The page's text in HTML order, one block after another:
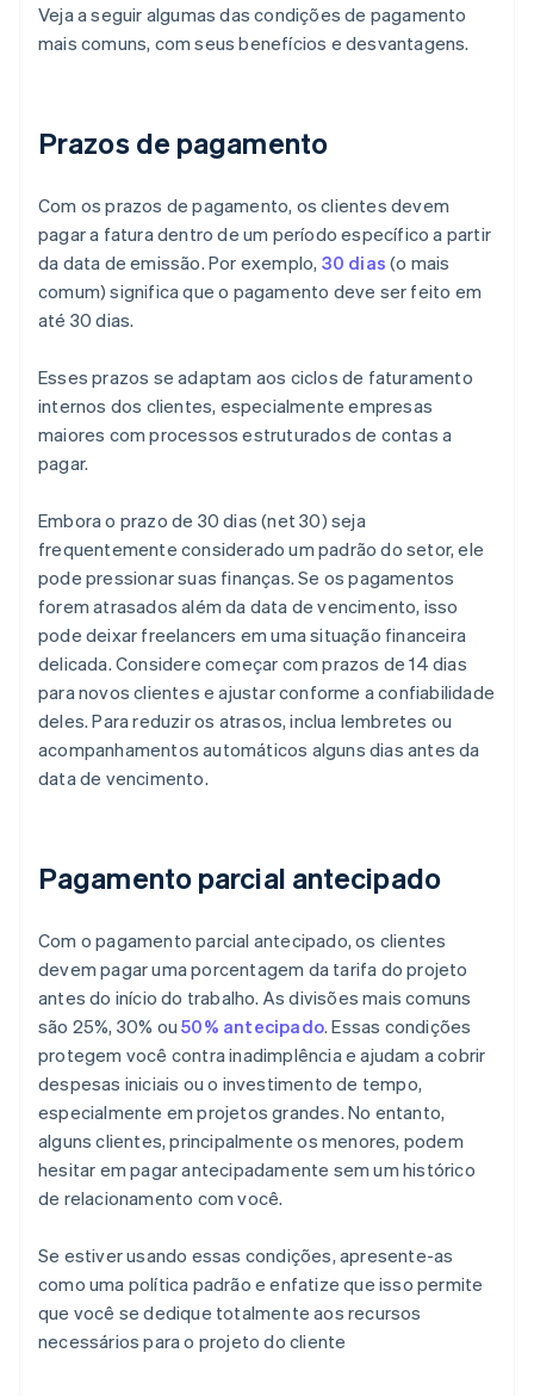
Veja a seguir algumas das condições de pagamento
mais comuns, com seus benefícios e desvantagens.
Prazos de pagamento
Com os prazos de pagamento, os clientes devem
pagar a fatura dentro de um período específico a partir
da data de emissão. Por exemplo, 30 dias (o mais
comum) significa que o pagamento deve ser feito em
até 30 dias.
Esses prazos se adaptam aos ciclos de faturamento
internos dos clientes, especialmente empresas
maiores com processos estruturados de contas a
pagar.
Embora o prazo de 30 dias (net 30) seja
frequentemente considerado um padrão do setor, ele
pode pressionar suas finanças. Se os pagamentos
forem atrasados além da data de vencimento, isso
pode deixar freelancers em uma situação financeira
delicada. Considere começar com prazos de 14 dias
para novos clientes e ajustar conforme a confiabilidade
deles. Para reduzir os atrasos, inclua lembretes ou
acompanhamentos automáticos alguns dias antes da
data de vencimento.
Pagamento parcial antecipado
Com o pagamento parcial antecipado, os clientes
devem pagar uma porcentagem da tarifa do projeto
antes do início do trabalho. As divisões mais comuns
são 25%, 30% ou50% antecipado. Essas condições
protegem você contra inadimplência e ajudam a cobrir
despesas iniciais ou o investimento de tempo,
especialmente em projetos grandes. No entanto,
alguns clientes, principalmente os menores, podem
hesitar em pagar antecipadamente sem um histórico
de relacionamento com você.
Se estiver usando essas condições, apresente-as
como uma política padrão e enfatize que isso permite
que você se dedique totalmente aos recursos
necessários para o projeto do cliente